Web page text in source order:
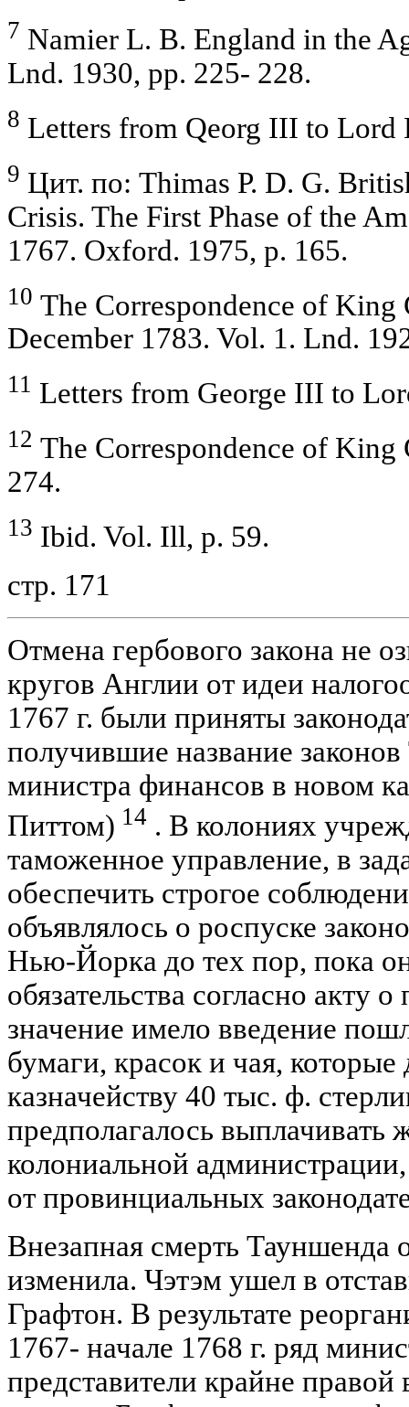
7 Namier L. B. England in the
Lnd. 1930, pp. 225- 228.
8 Letters from Qeorg III to Lord
9 Цит. по: Thimas P. D. G.
Crisis. The First Phase of the
1767. Oxford. 1975, p. 165.
10 The Correspondence of
December 1783. Vol. 1. Lnd.
11 Letters from George III to
12 The Correspondence of King
274.
13 Ibid. Vol. Ill, p. 59.
стр. 171
Отмена гербового закона не
кругов Англии от идеи
1767 г. были приняты
получившие название
министра финансов в новом
Питтом) 14 . В колониях
таможенное управление, в
обеспечить строгое
объявлялось о роспуске
Нью-Йорка до тех пор, пока
обязательства согласно акту
значение имело введение
бумаги, красок и чая,
казначейству 40 тыс. ф.
предполагалось выплачивать
колониальной
от провинциальных
Внезапная смерть Тауншенда
изменила. Чэтэм ушел в
Графтон. В результате
1767- начале 1768 г. ряд
представители крайне